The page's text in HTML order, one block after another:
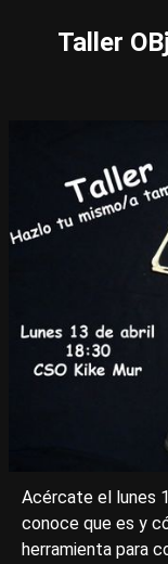
Taller
Acércate el lunes
conoce que es y
herramienta para